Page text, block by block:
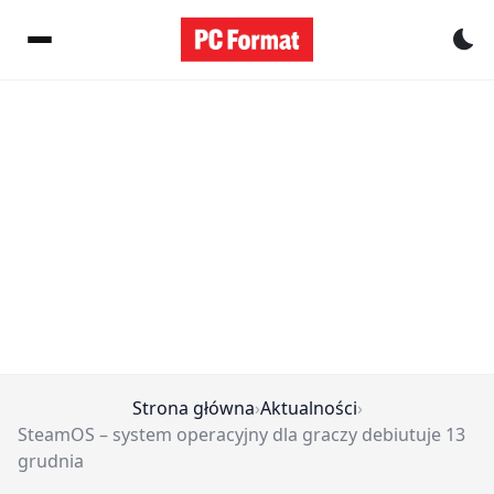
Strona główna›Aktualności›
SteamOS – system operacyjny dla graczy debiutuje 13
grudnia